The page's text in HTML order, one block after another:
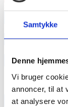
Samtykke
Denne
Vi bruger
annoncer, til at
at analysere
annonce
Like us
RAINBOW